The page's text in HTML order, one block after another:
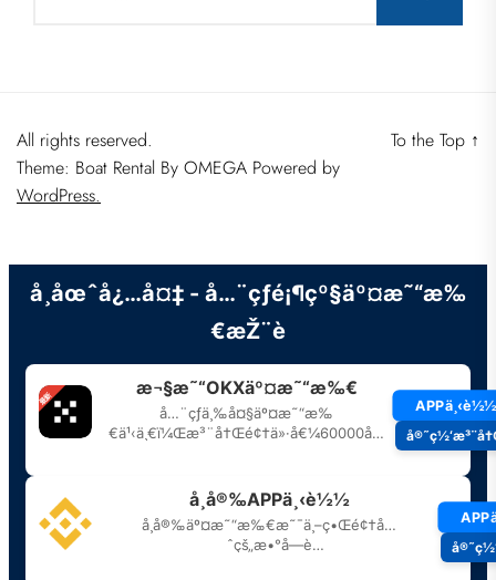
All rights reserved.
Theme: Boat Rental By OMEGA Powered by
WordPress.
To the Top ↑